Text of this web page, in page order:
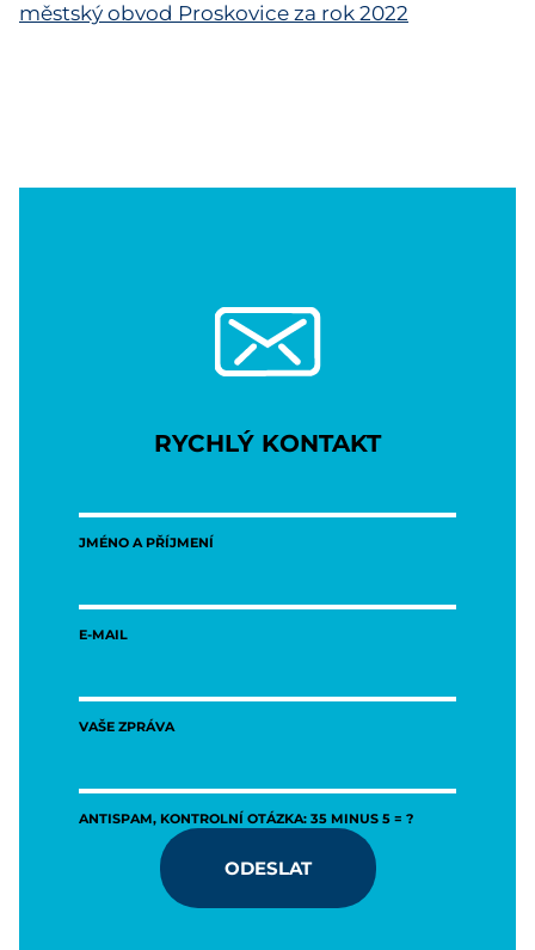
městský obvod Proskovice za rok 2022
RYCHLÝ KONTAKT
JMÉNO A PŘÍJMENÍ
E-MAIL
VAŠE ZPRÁVA
ANTISPAM, KONTROLNÍ OTÁZKA: 35 MINUS 5 = ?
ODESLAT